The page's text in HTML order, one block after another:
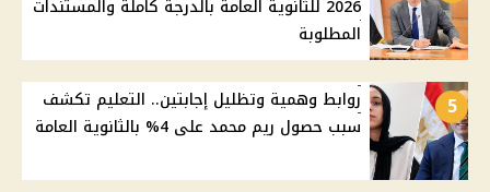
2026 للثانوية العامة بالدرجة كاملة والمستندات
المطلوبة
5
روابط وهمية وتظليل إجابتين.. التعليم تكشف
سبب حصول ريم محمد على 4% بالثانوية العامة